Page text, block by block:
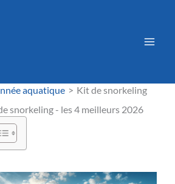
aquatique
Kit de snorkeling
snorkeling - les 4 meilleurs 2026